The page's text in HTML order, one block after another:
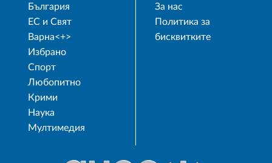
България
ЕС и Свят
Варна<+>
Избрано
Спорт
Любопитно
Крими
Наука
Мултимедия
За нас
Политика за
бисквитките